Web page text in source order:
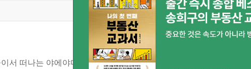
이서 떠나는 야에야마 제도 감성 여행[ EPUB ]